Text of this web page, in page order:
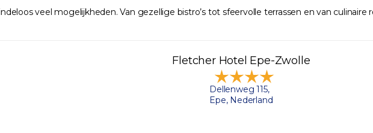
veel mogelijkheden. Van gezellige bistro’s tot sfeervolle terrassen en van
Fletcher Hotel Epe-Zwolle
Dellenweg 115,
Epe, Nederland